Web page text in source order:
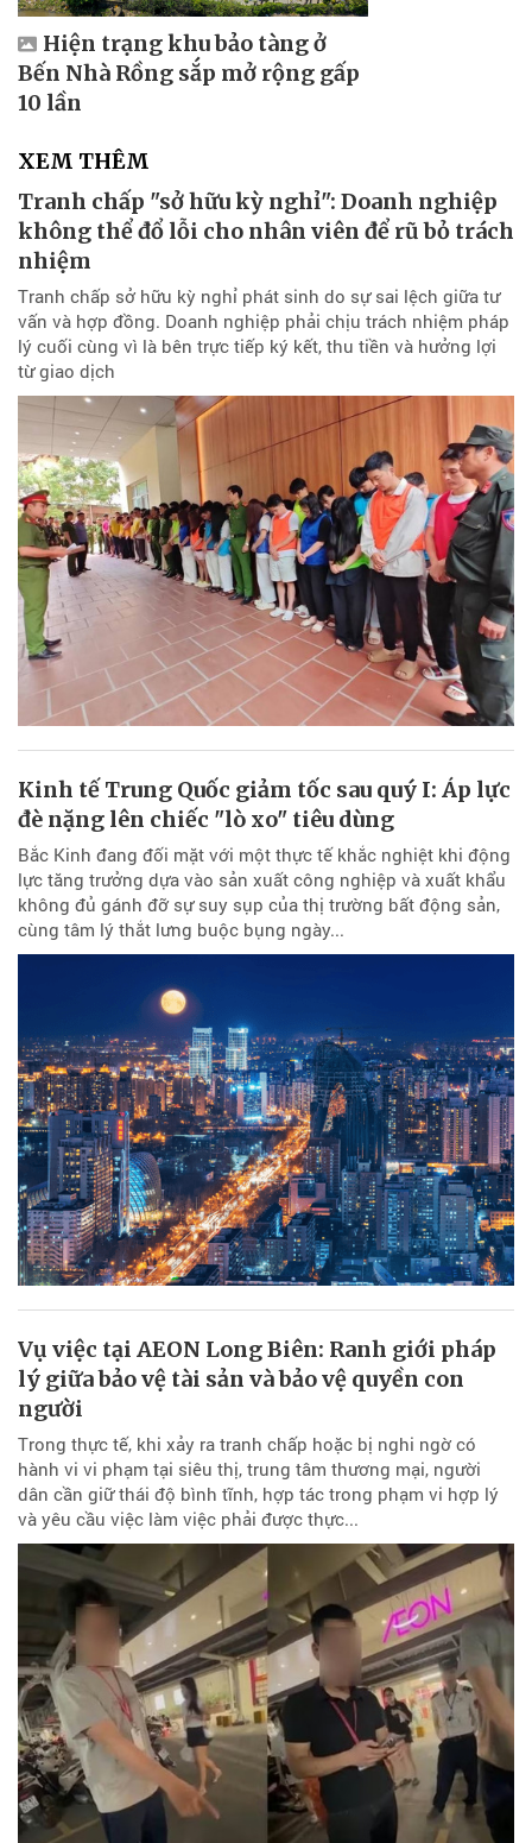
Hiện trạng khu bảo tàng ở
Bến Nhà Rồng sắp mở rộng gấp
10 lần
XEM THÊM
Tranh chấp "sở hữu kỳ nghỉ": Doanh nghiệp
không thể đổ lỗi cho nhân viên để rũ bỏ trách
nhiệm
Tranh chấp sở hữu kỳ nghỉ phát sinh do sự sai lệch giữa tư
vấn và hợp đồng. Doanh nghiệp phải chịu trách nhiệm pháp
lý cuối cùng vì là bên trực tiếp ký kết, thu tiền và hưởng lợi
từ giao dịch
Kinh tế Trung Quốc giảm tốc sau quý I: Áp lực
đè nặng lên chiếc "lò xo" tiêu dùng
Bắc Kinh đang đối mặt với một thực tế khắc nghiệt khi động
lực tăng trưởng dựa vào sản xuất công nghiệp và xuất khẩu
không đủ gánh đỡ sự suy sụp của thị trường bất động sản,
cùng tâm lý thắt lưng buộc bụng ngày...
Vụ việc tại AEON Long Biên: Ranh giới pháp
lý giữa bảo vệ tài sản và bảo vệ quyền con
người
Trong thực tế, khi xảy ra tranh chấp hoặc bị nghi ngờ có
hành vi vi phạm tại siêu thị, trung tâm thương mại, người
dân cần giữ thái độ bình tĩnh, hợp tác trong phạm vi hợp lý
và yêu cầu việc làm việc phải được thực...